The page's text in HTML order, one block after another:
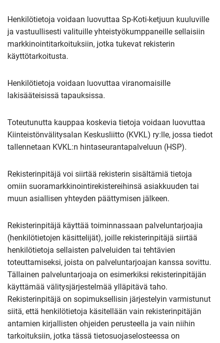
Henkilötietoja voidaan luovuttaa Sp-Koti-ketjuun kuuluville
ja vastuullisesti valituille yhteistyökumppaneille sellaisiin
markkinointitarkoituksiin, jotka tukevat rekisterin
käyttötarkoitusta.
Henkilötietoja voidaan luovuttaa viranomaisille
lakisääteisissä tapauksissa.
Toteutunutta kauppaa koskevia tietoja voidaan luovuttaa
Kiinteistönvälitysalan Keskusliitto (KVKL) ry:lle, jossa tiedot
tallennetaan KVKL:n hintaseurantapalveluun (HSP).
Rekisterinpitäjä voi siirtää rekisterin sisältämiä tietoja
omiin suoramarkkinointirekistereihinsä asiakkuuden tai
muun asiallisen yhteyden päättymisen jälkeen.
Rekisterinpitäjä käyttää toiminnassaan palveluntarjoajia
(henkilötietojen käsittelijät), joille rekisterinpitäjä siirtää
henkilötietoja sellaisten palveluiden tai tehtävien
toteuttamiseksi, joista on palveluntarjoajan kanssa sovittu.
Tällainen palveluntarjoaja on esimerkiksi rekisterinpitäjän
käyttämää välitysjärjestelmää ylläpitävä taho.
Rekisterinpitäjä on sopimuksellisin järjestelyin varmistunut
siitä, että henkilötietoja käsitellään vain rekisterinpitäjän
antamien kirjallisten ohjeiden perusteella ja vain niihin
tarkoituksiin, jotka tässä tietosuojaselosteessa on